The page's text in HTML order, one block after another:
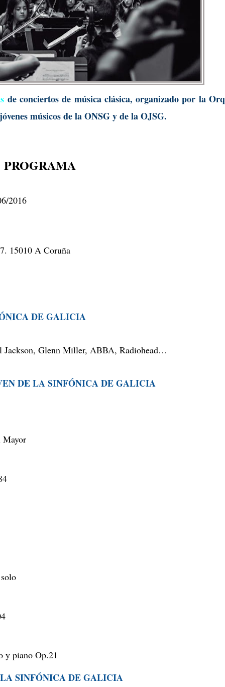
de conciertos de música clásica, organizado por la
músicos de la ONSG y de la OJSG.
PROGRAMA
2016
15010 A Coruña
DE GALICIA
Jackson, Glenn Miller, ABBA, Radiohead…
DE LA SINFÓNICA DE GALICIA
Mayor
y piano Op.21
LA SINFÓNICA DE GALICIA